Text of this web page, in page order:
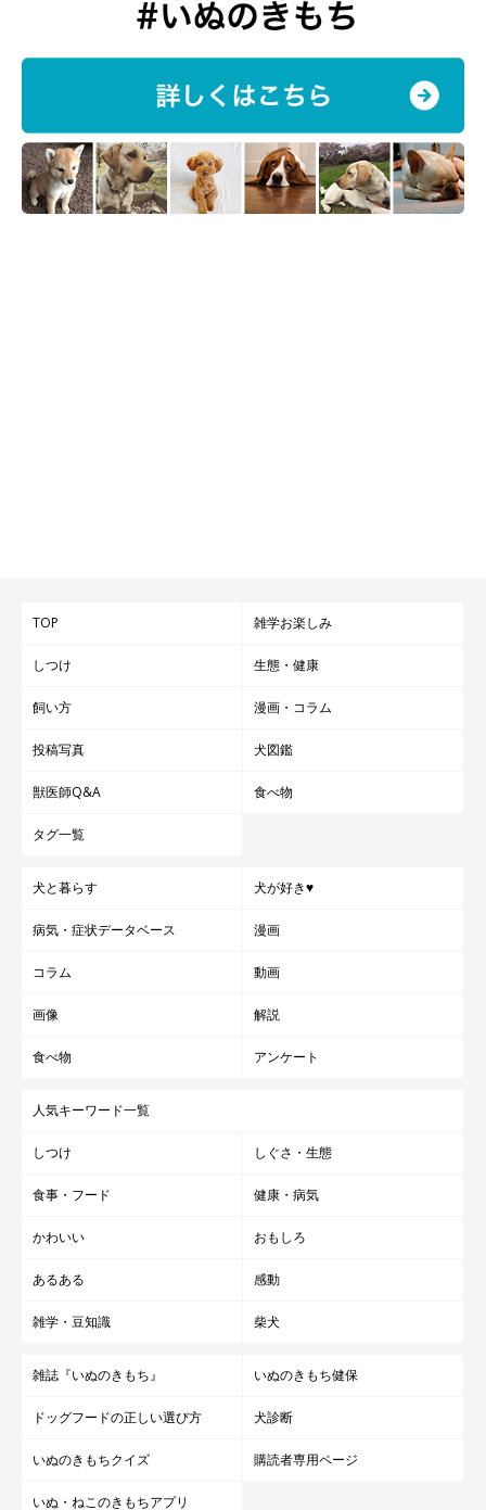
なるため必要な水分量を摂取するのが困難になってしまいます。
レモンなどの香料がついた水です。最近はさまざまな種類が販売
されていますが、人が好む香りを犬も好むとは限りませんし、糖
TOP 雑学お楽しみ
しつけ 生態・健康
飼い方 漫画・コラム
投稿写真 犬図鑑
獣医師Q&A 食べ物
タグ一覧
犬と暮らす 犬が好き♥
病気・症状データベース 漫画
コラム 動画
画像 解説
食べ物 アンケート
人気キーワード一覧
しつけ しぐさ・生態
食事・フード 健康・病気
かわいい おもしろ
あるある 感動
雑学・豆知識 柴犬
雑誌『いぬのきもち』 いぬのきもち健保
ドッグフードの正しい選び方 犬診断
いぬのきもちクイズ 購読者専用ページ
いぬ・ねこのきもちアプリ